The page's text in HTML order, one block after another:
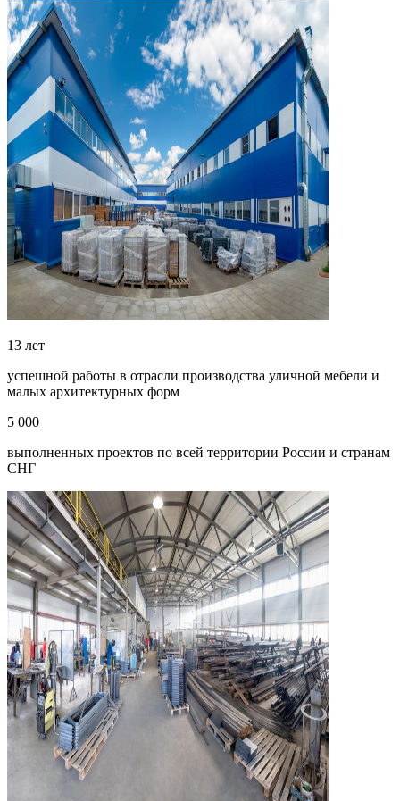
13 лет
успешной работы в отрасли производства уличной мебели и
малых архитектурных форм
5 000
выполненных проектов по всей территории России и странам
СНГ